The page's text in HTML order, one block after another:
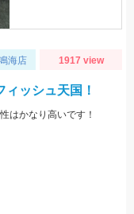
海店 1917 view
ッシュ天国！
はかなり高いです！